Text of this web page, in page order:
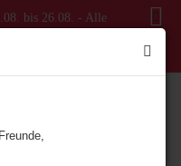
bis 26.08. - Alle
ab dem 27.08.